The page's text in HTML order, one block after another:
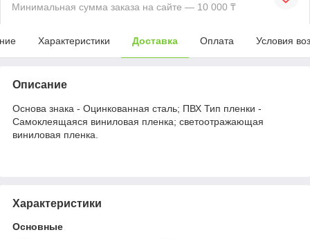
Минимальная сумма заказа на сайте — 10 000 ₸
Характеристики Доставка Оплата Условия
Описание
Основа знака - Оцинкованная сталь; ПВХ Тип пленки -
Самоклеящаяся виниловая пленка; светоотражающая
виниловая пленка.
Характеристики
Основные